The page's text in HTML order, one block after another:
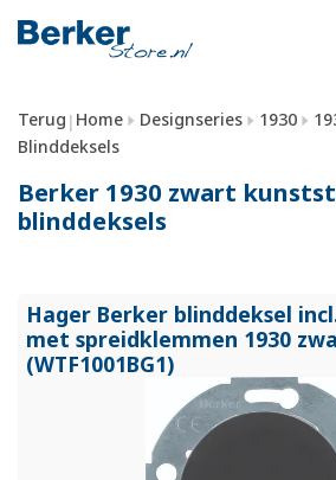
Terug | Home Designseries 1930
Blinddeksels
Berker 1930 zwart
blinddeksels
Hager Berker blinddeksel
met spreidklemmen 1930
(WTF1001BG1)